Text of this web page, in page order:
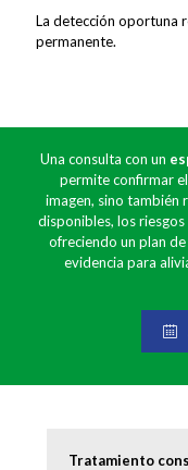
La detección oportuna
permanente.
Una consulta con un
permite confirmar
imagen, sino también
disponibles, los
ofreciendo un plan
evidencia para
Tratamiento